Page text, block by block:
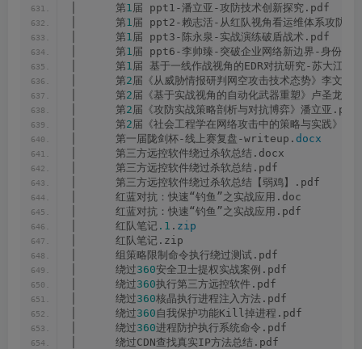
│      第1届 ppt1-潘立亚-攻防技术创新探究.pdf
│      第1届 ppt2-赖志活-从红队视角看运维体系攻防
│      第1届 ppt3-陈永泉-实战演练破盾战术.pdf
│      第1届 ppt6-李帅臻-突破企业网络新边界-身份认
│      第1届 基于一线作战视角的EDR对抗研究-苏大江-
│      第2届《从威胁情报研判网空攻击技术态势》李文
│      第2届《基于实战视角的自动化武器重塑》卢圣龙
│      第2届《攻防实战策略剖析与对抗博弈》潘立亚.pdf
│      第2届《社会工程学在网络攻击中的策略与实践》
│      第一届陇剑杯-线上赛复盘-writeup. docx
│      第三方远控软件绕过杀软总结.docx
│      第三方远控软件绕过杀软总结.pdf
│      第三方远控软件绕过杀软总结【弱鸡】.pdf
│      红蓝对抗：快速“钓鱼”之实战应用.doc
│      红蓝对抗：快速“钓鱼”之实战应用.pdf
│      红队笔记 .1 . zip
│      红队笔记.zip
│      组策略限制命令执行绕过测试.pdf
│      绕过360安全卫士提权实战案例.pdf
│      绕过360执行第三方远控软件.pdf
│      绕过360核晶执行进程注入方法.pdf
│      绕过360 自我保护功能Kill掉进程.pdf
│      绕过360进程防护执行系统命令.pdf
│      绕过CDN查找真实IP方法总结.pdf